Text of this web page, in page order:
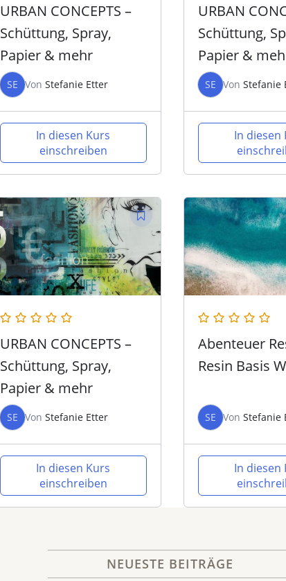
URBAN CONCEPTS –
Schüttung, Spray,
Papier & mehr
SE Von Stefanie Etter
In diesen Kurs
einschreiben
URBAN
Schüttung,
Papier &
SE Von Stefanie
In diesen
URBAN CONCEPTS –
Schüttung, Spray,
Papier & mehr
SE Von Stefanie Etter
In diesen Kurs
einschreiben
Abenteuer
Resin Basis
SE Von Stefanie
In diesen
NEUESTE BEITRÄGE